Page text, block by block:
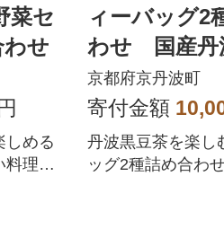
菜セ
わせ
円
しめる
料理レ
ィーバッグ2
わせ 国産丹
使用 釜炒り
煎)
京都府京丹波町
寄付金額
丹波黒豆茶を楽し
ッグ2種詰め合わ